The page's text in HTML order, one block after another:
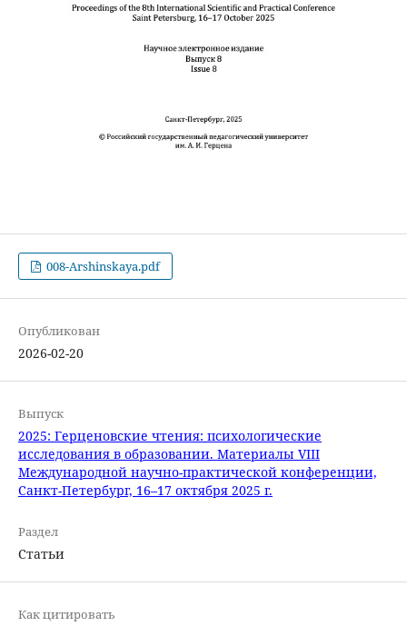
008-Arshinskaya.pdf
Опубликован
2026-02-20
Выпуск
2025: Герценовские чтения: психологические
исследования в образовании. Материалы VIII
Международной научно-практической конференции,
Санкт-Петербург, 16–17 октября 2025 г.
Раздел
Статьи
Как цитировать